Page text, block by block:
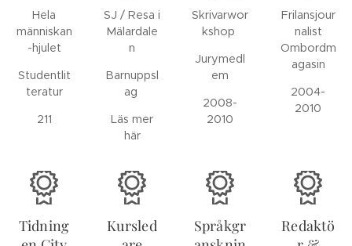
Hela
människan
-hjulet
Studentlit
teratur
211
SJ / Resa i
Mälardale
n
Barnuppsl
ag
Läs mer
här
Skrivarwor
kshop
Jurymedl
em
2008-
2010
Frilansjour
nalist
Ombordm
agasin
2004-
2010
Tidning
Kursled
Språkgr
Redaktö